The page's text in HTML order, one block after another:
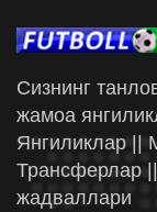
Сизнинг
жамоа
Янгиликлар ||
Трансферлар
жадваллари